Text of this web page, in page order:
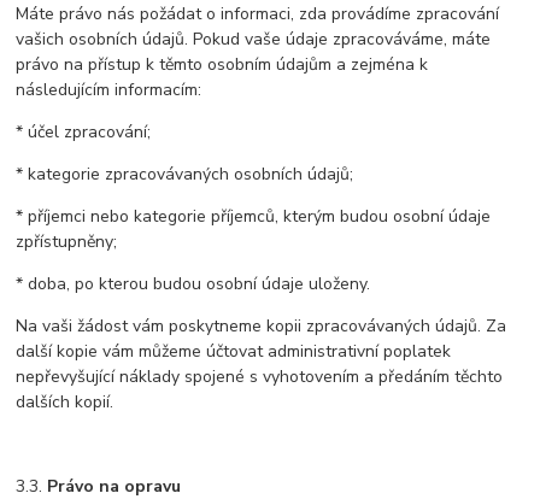
Máte právo nás požádat o informaci, zda provádíme zpracování
vašich osobních údajů. Pokud vaše údaje zpracováváme, máte
právo na přístup k těmto osobním údajům a zejména k
následujícím informacím:
* účel zpracování;
* kategorie zpracovávaných osobních údajů;
* příjemci nebo kategorie příjemců, kterým budou osobní údaje
zpřístupněny;
* doba, po kterou budou osobní údaje uloženy.
Na vaši žádost vám poskytneme kopii zpracovávaných údajů. Za
další kopie vám můžeme účtovat administrativní poplatek
nepřevyšující náklady spojené s vyhotovením a předáním těchto
dalších kopií.
3.3. Právo na opravu